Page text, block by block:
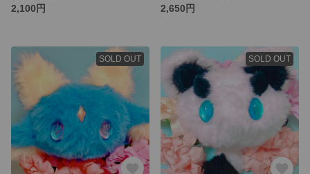
2,100円
2,650円
SOLD OUT SOLD OUT